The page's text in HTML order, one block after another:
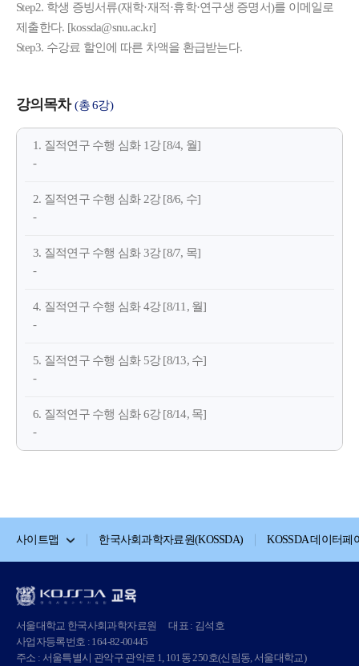
Step2. 학생 증빙서류(재학·재적·휴학·연구생 증명서)를 이메일로
제출한다. [kossda@snu.ac.kr]
Step3. 수강료 할인에 따른 차액을 환급받는다.
강의목차 (총 6강)
1. 질적연구 수행 심화 1강 [8/4, 월]
-
2. 질적연구 수행 심화 2강 [8/6, 수]
-
3. 질적연구 수행 심화 3강 [8/7, 목]
-
4. 질적연구 수행 심화 4강 [8/11, 월]
-
5. 질적연구 수행 심화 5강 [8/13, 수]
-
6. 질적연구 수행 심화 6강 [8/14, 목]
-
사이트맵 한국사회과학자료원(KOSSDA) KOSSDA 데이터페
서울대학교 한국사회과학자료원
대표 : 김석호
사업자등록번호 : 164-82-00445
주소 : 서울특별시 관악구 관악로 1, 101동 250호(신림동, 서울대학교)